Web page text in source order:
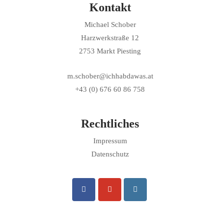
Kontakt
Michael Schober
Harzwerkstraße 12
2753 Markt Piesting
m.schober@ichhabdawas.at
+43 (0) 676 60 86 758
Rechtliches
Impressum
Datenschutz